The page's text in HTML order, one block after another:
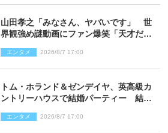
山田孝之「みなさん、ヤバいです」 世
界観強め謎動画にファン爆笑「天才だ
エンタメ 2026/8/7 17:00
トム・ホランド＆ゼンデイヤ、英高級カ
ントリーハウスで結婚パーティー 結婚
エンタメ 2026/8/7 17:00